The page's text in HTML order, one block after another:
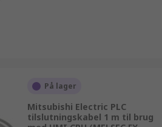
På lager
Mitsubishi Electric PLC
tilslutningskabel 1 m til brug